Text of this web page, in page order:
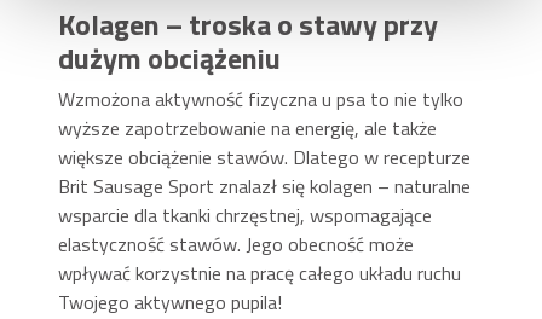
Kolagen – troska o stawy przy
dużym obciążeniu
Wzmożona aktywność fizyczna u psa to nie tylko
wyższe zapotrzebowanie na energię, ale także
większe obciążenie stawów. Dlatego w recepturze
Brit Sausage Sport znalazł się kolagen – naturalne
wsparcie dla tkanki chrzęstnej, wspomagające
elastyczność stawów. Jego obecność może
wpływać korzystnie na pracę całego układu ruchu
Twojego aktywnego pupila!